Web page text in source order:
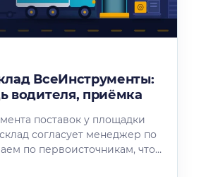
ВсеИнструменты:
водителя, приёмка
поставок у площадки
согласует менеджер по
по первоисточникам, что